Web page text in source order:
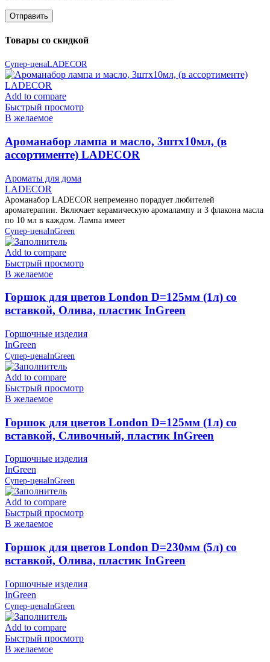
Товары со скидкой
Супер-ценаLADECOR
Add to compare
Быстрый просмотр
В желаемое
Ароманабор лампа и масло, 3штx10мл, (в
ассортименте) LADECOR
Ароматы для дома
LADECOR
Ароманабор LADECOR непременно порадует любителей
ароматерапии. Включает керамическую аромалампу и 3 флакона масла
по 10 мл в каждом. Лампа имеет
Супер-ценаInGreen
Add to compare
Быстрый просмотр
В желаемое
Горшок для цветов London D=125мм (1л) со
вставкой, Олива, пластик InGreen
Горшочные изделия
InGreen
Супер-ценаInGreen
Add to compare
Быстрый просмотр
В желаемое
Горшок для цветов London D=125мм (1л) со
вставкой, Сливочный, пластик InGreen
Горшочные изделия
InGreen
Супер-ценаInGreen
Add to compare
Быстрый просмотр
В желаемое
Горшок для цветов London D=230мм (5л) со
вставкой, Олива, пластик InGreen
Горшочные изделия
InGreen
Супер-ценаInGreen
Add to compare
Быстрый просмотр
В желаемое